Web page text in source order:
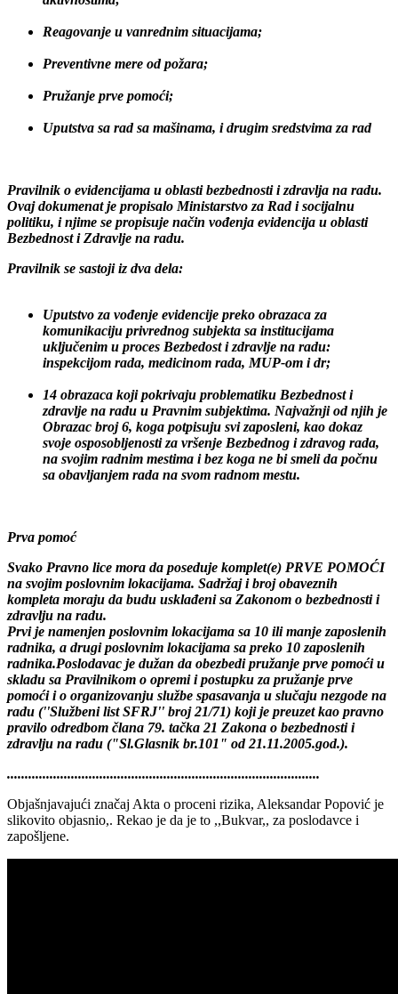
Pravilnik o evidencijama u oblasti bezbednosti i zdravlja na radu.
Ovaj dokumenat je propisalo Ministarstvo za Rad i socijalnu
politiku, i njime se propisuje način vođenja evidencija u oblasti
Uputstvo za vođenje evidencije preko obrazaca za
komunikaciju privrednog subjekta sa institucijama
uključenim u proces Bezbedost i zdravlje na radu:
14 obrazacakoji pokrivaju problematiku Bezbednost i
zdravlje na radu u Pravnim subjektima. Najvažnji od njih je
Obrazac broj 6, koga potpisuju svi zaposleni, kao dokaz
svoje osposobljenosti za vršenje Bezbednog i zdravog rada,
na svojim radnim mestima i bez koga ne bi smeli da počnu
Svako Pravno lice mora da poseduje komplet(e) PRVE POMOĆI
na svojim poslovnim lokacijama. Sadržaj i broj obaveznih
kompleta moraju da budu usklađeni sa Zakonom o bezbednosti i
zdravlju na radu.
Prvi je namenjen poslovnim lokacijama sa 10 ili manje zaposlenih
radnika, a drugi poslovnim lokacijama sa preko 10 zaposlenih
radnika.Poslodavac je dužan da obezbedi pružanje prve pomoći u
skladu sa Pravilnikom o opremi i postupku za pružanje prve
pomoći i o organizovanju službe spasavanja u slučaju nezgode na
radu (''Službeni list SFRJ'' broj 21/71) koji je preuzet kao pravno
pravilo odredbom člana 79. tačka 21 Zakona o bezbednosti i
Objašnjavajući značaj Akta o proceni rizika, Aleksandar Popović je
slikovito objasnio,. Rekao je da je to ,,Bukvar,, za poslodavce i